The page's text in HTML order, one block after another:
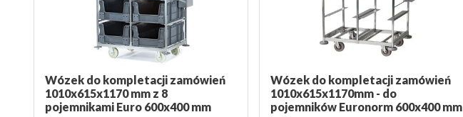
Wózek do kompletacji zamówień
1010x615x1170 mm z 8
pojemnikami Euro 600x400 mm
Wózek do kompletacji zamówień
1010x615x1170mm - do
pojemników Euronorm 600x400 mm